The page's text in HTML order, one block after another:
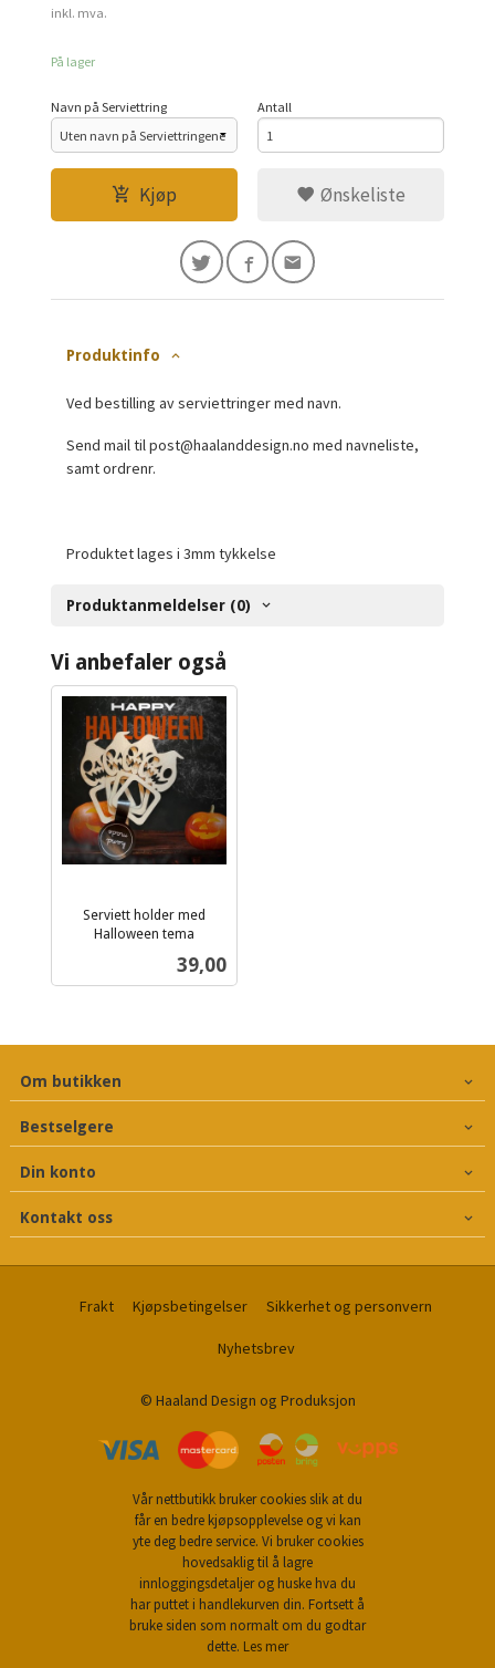
inkl. mva.
På lager
Navn på Serviettring Antall
Kjøp Ønskeliste
Produktinfo
Ved bestilling av serviettringer med navn.
Send mail til post@haalanddesign.no med navneliste,
samt ordrenr.
Produktet lages i 3mm tykkelse
Produktanmeldelser (0)
Vi anbefaler også
Serviett holder med
Halloween tema
Pris
39,00
Om butikken
Bestselgere
Din konto
Kontakt oss
Frakt Kjøpsbetingelser Sikkerhet og personvern
Nyhetsbrev
© Haaland Design og Produksjon
Vår nettbutikk bruker cookies slik at du
får en bedre kjøpsopplevelse og vi kan
yte deg bedre service. Vi bruker cookies
hovedsaklig til å lagre
innloggingsdetaljer og huske hva du
har puttet i handlekurven din. Fortsett å
bruke siden som normalt om du godtar
dette. Les mer